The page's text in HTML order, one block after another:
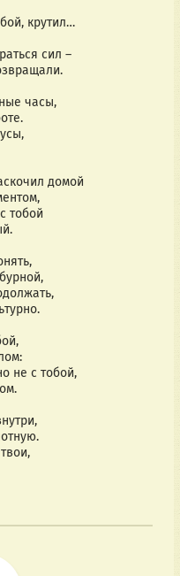
крутил…
сил –
часы,
домой
тобой
не с тобой,